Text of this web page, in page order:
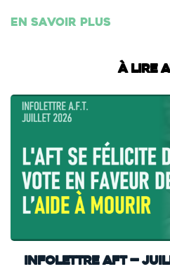
En savoir plus
À lire
INFOLETTRE AFT —